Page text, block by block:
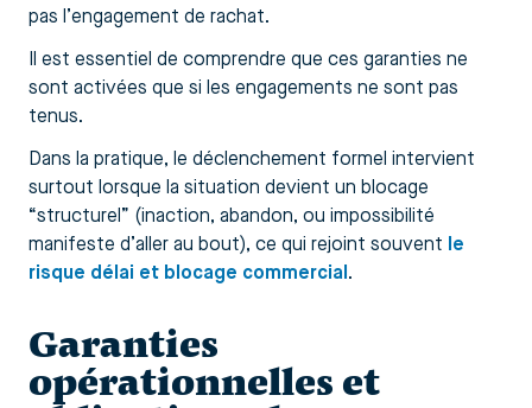
pas l’engagement de rachat.
Il est essentiel de comprendre que ces garanties ne
sont activées que si les engagements ne sont pas
tenus.
Dans la pratique, le déclenchement formel intervient
surtout lorsque la situation devient un blocage
“structurel” (inaction, abandon, ou impossibilité
manifeste d’aller au bout), ce qui rejoint souvent
le
risque délai et blocage commercial .
Garanties
opérationnelles et